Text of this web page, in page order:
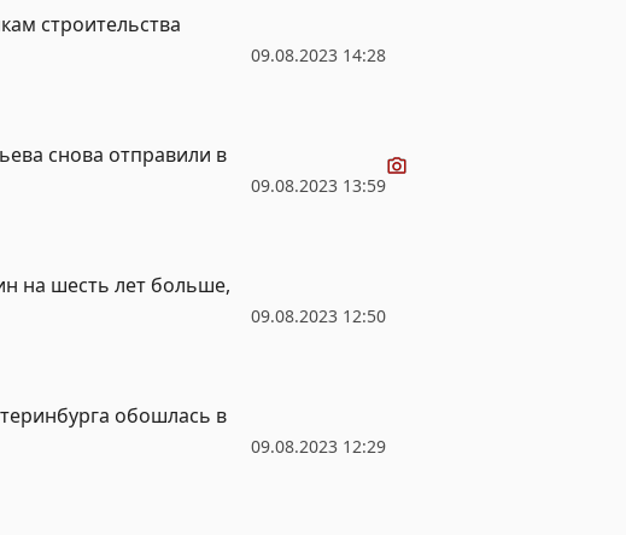
09.08.2023 14:28
строительства
09.08.2023 13:59
снова отправили в
09.08.2023 12:50
на шесть лет больше,
09.08.2023 12:29
обошлась в